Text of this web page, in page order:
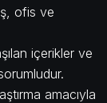
ofis ve
içerikler ve
amacıyla